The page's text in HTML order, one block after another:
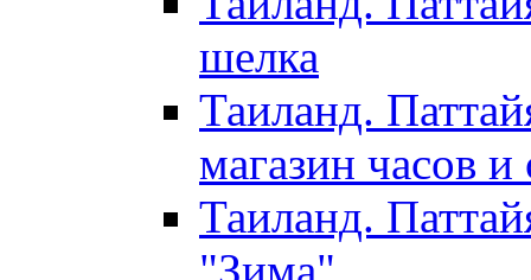
шелка
Таиланд.
магазин часов
Таиланд.